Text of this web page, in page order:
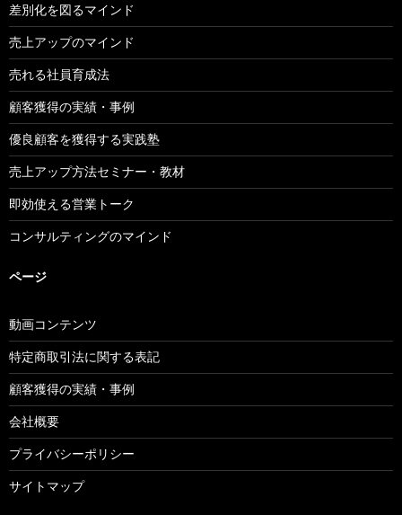
差別化を図るマインド
売上アップのマインド
売れる社員育成法
顧客獲得の実績・事例
優良顧客を獲得する実践塾
売上アップ方法セミナー・教材
即効使える営業トーク
コンサルティングのマインド
ページ
動画コンテンツ
特定商取引法に関する表記
顧客獲得の実績・事例
会社概要
プライバシーポリシー
サイトマップ